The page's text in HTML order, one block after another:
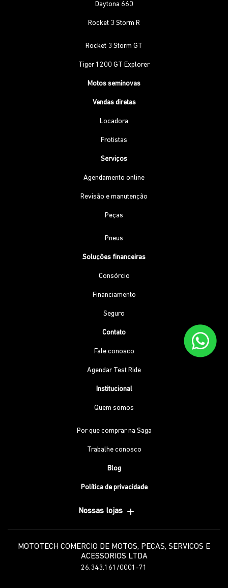
Daytona 660
Rocket 3 Storm R
Rocket 3 Storm GT
Tiger 1200 GT Explorer
Motos seminovas
Vendas diretas
Locadora
Frotistas
Serviços
Agendamento online
Revisão e manutenção
Peças
Pneus
Soluções financeiras
Consórcio
Financiamento
Seguro
Contato
Fale conosco
Agendar Test Ride
Institucional
Quem somos
Por que comprar na Saga
Trabalhe conosco
Blog
Política de privacidade
Nossas lojas
MOTOTECH COMERCIO DE MOTOS, PECAS, SERVICOS E
ACESSORIOS LTDA
26.343.161/0001-71